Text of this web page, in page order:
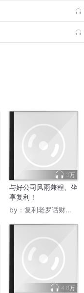
3万
与好公司风雨兼程、坐
享复利！
by： 复利老罗话财经养生
4.8万